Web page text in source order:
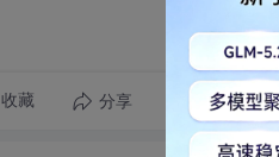
收藏 分享 转发到动态